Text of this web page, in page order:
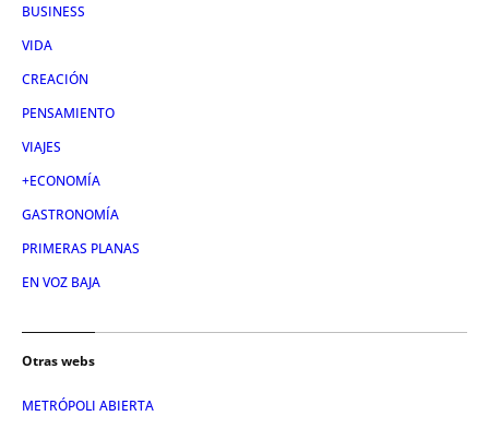
BUSINESS
VIDA
CREACIÓN
PENSAMIENTO
VIAJES
+ECONOMÍA
GASTRONOMÍA
PRIMERAS PLANAS
EN VOZ BAJA
Otras webs
METRÓPOLI ABIERTA